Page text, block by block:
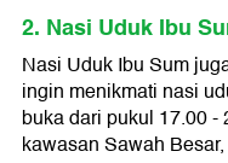
2. Nasi Uduk Ibu
Nasi Uduk Ibu Sum
ingin menikmati nasi
buka dari pukul 17.00
kawasan Sawah